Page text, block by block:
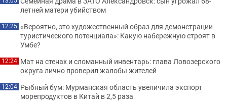
летней матери убийством
12:25 «Вероятно, это художественный образ для демонстрации
туристического потенциала»: Какую набережную строят в
Умбе?
12:24 Мат на стенах и сломанный инвентарь: глава Ловозерского
округа лично проверил жалобы жителей
12:04 Рыбный бум: Мурманская область увеличила экспорт
морепродуктов в Китай в 2,5 раза